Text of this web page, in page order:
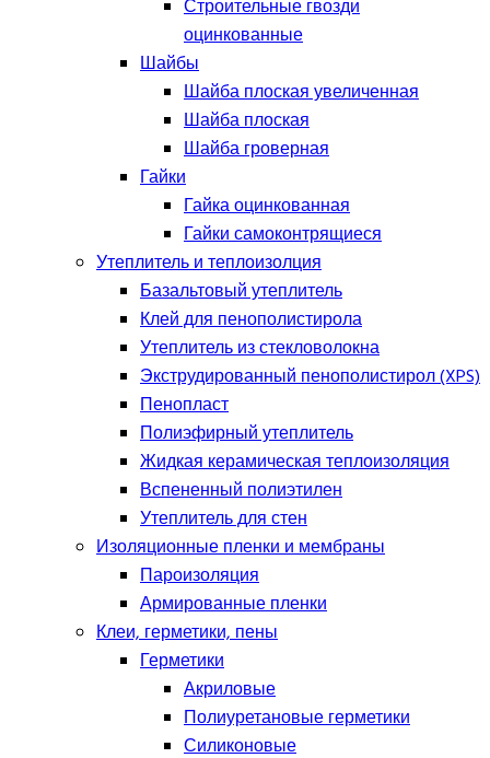
Строительные гвозди
оцинкованные
Шайбы
Шайба плоская увеличенная
Шайба плоская
Шайба гроверная
Гайки
Гайка оцинкованная
Гайки самоконтрящиеся
Утеплитель и теплоизолция
Базальтовый утеплитель
Клей для пенополистирола
Утеплитель из стекловолокна
Экструдированный пенополистирол (XPS)
Пенопласт
Полиэфирный утеплитель
Жидкая керамическая теплоизоляция
Вспененный полиэтилен
Утеплитель для стен
Изоляционные пленки и мембраны
Пароизоляция
Армированные пленки
Клеи, герметики, пены
Герметики
Акриловые
Полиуретановые герметики
Силиконовые